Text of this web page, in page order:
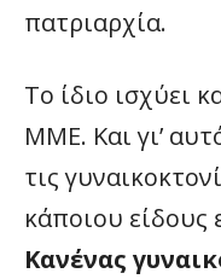
πατριαρχία.
Το ίδιο ισχύει
ΜΜΕ. Και γι’
τις
κάποιου
Κανένας